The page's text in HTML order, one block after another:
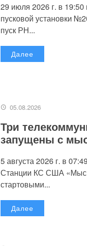
29 июля 2026 г. в 19:50
пусковой установки
пуск РН...
Далее
05.08.2026
Три
запущены с
5 августа 2026 г. в
Станции КС США «Мыс
стартовыми...
Далее